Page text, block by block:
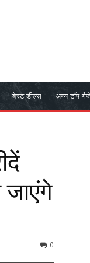
बेस्ट डील्स अन्य टॉप
0